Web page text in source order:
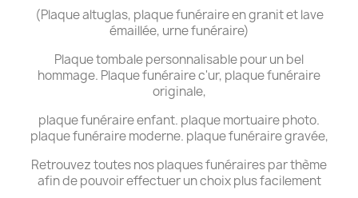
(Plaque altuglas, plaque funéraire en granit et lave
émaillée, urne funéraire)
Plaque tombale personnalisable pour un bel
hommage. Plaque funéraire c'ur, plaque funéraire
originale,
plaque funéraire enfant. plaque mortuaire photo.
plaque funéraire moderne. plaque funéraire gravée,
Retrouvez toutes nos plaques funéraires par thème
afin de pouvoir effectuer un choix plus facilement